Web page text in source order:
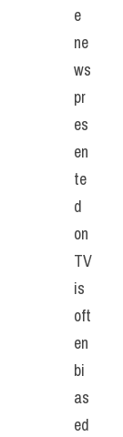
e
ne
ws
pr
es
en
te
d
on
TV
is
oft
en
bi
as
ed